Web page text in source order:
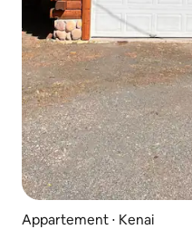
Appartement ⋅ Kenai